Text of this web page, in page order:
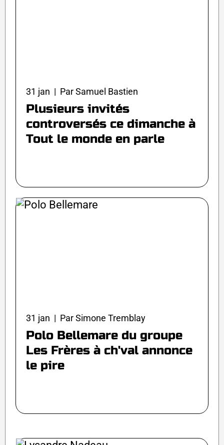
31 jan | Par Samuel Bastien
Plusieurs invités
controversés ce dimanche à
Tout le monde en parle
31 jan | Par Simone Tremblay
Polo Bellemare du groupe
Les Frères à ch'val annonce
le pire